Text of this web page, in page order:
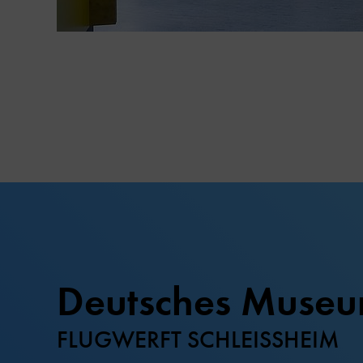
Deutsches
FLUGWERFT SCHLEISSHEIM